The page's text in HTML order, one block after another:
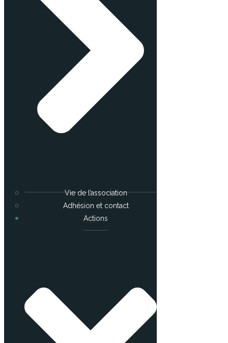
Vie de l’association
Adhésion et contact
Actions